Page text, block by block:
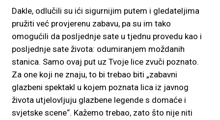
Dakle, odlučili su ići sigurnijim putem i gledateljima
pružiti već provjerenu zabavu, pa su im tako
omogućili da posljednje sate u tjednu provedu kao i
posljednje sate života: odumiranjem moždanih
stanica. Samo ovaj put uz Tvoje lice zvuči poznato.
Za one koji ne znaju, to bi trebao biti „zabavni
glazbeni spektakl u kojem poznata lica iz javnog
života utjelovljuju glazbene legende s domaće i
svjetske scene“. Kažemo trebao, zato što nije niti